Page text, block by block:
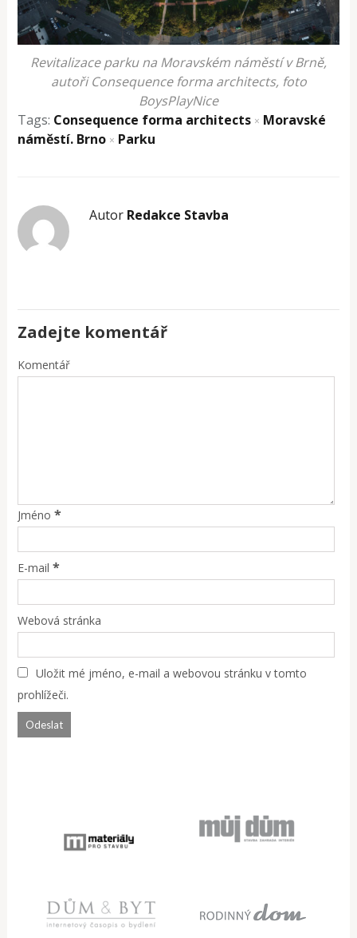
Revitalizace parku na Moravském náměstí v Brně,
autoři Consequence forma architects, foto
BoysPlayNice
Tags: Consequence forma architects × Moravské
náměstí. Brno × Parku
Autor Redakce Stavba
Zadejte komentář
Komentář
Jméno *
E-mail *
Webová stránka
Uložit mé jméno, e-mail a webovou stránku v tomto
prohlížeči.